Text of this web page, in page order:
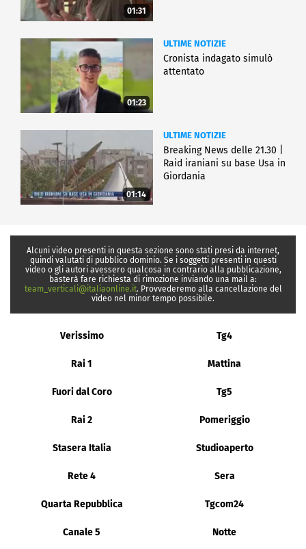
01:31
01:23
ULTIME NOTIZIE
Cronista indagato simulò
attentato
01:14
ULTIME NOTIZIE
Breaking News delle 21.30 |
Raid iraniani su base Usa in
Giordania
Alcuni video presenti in questa sezione sono stati presi da internet,
quindi valutati di pubblico dominio. Se i soggetti presenti in questi
video o gli autori avessero qualcosa in contrario alla pubblicazione,
basterà fare richiesta di rimozione inviando una mail a:
team_verticali@italiaonline.it. Provvederemo alla cancellazione del
video nel minor tempo possibile.
Verissimo Tg4
Rai 1 Mattina
Fuori dal Coro Tg5
Rai 2 Pomeriggio
Stasera Italia Studioaperto
Rete 4 Sera
Quarta Repubblica Tgcom24
Canale 5 Notte